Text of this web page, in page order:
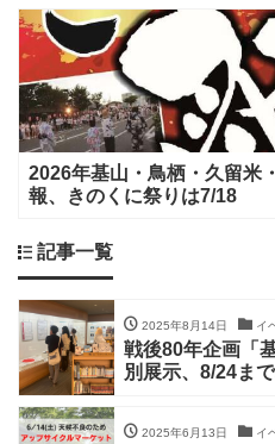
2026年基山・鳥栖・久留米
報、きのくに祭りは7/18
記事一覧
2025年8月14日 イ
戦後80年企画「
別展示、8/24ま
2025年6月13日 イ